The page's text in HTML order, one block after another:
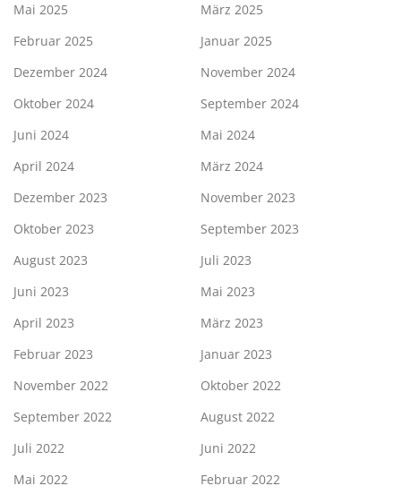
Mai 2025
März 2025
Februar 2025
Januar 2025
Dezember 2024
November 2024
Oktober 2024
September 2024
Juni 2024
Mai 2024
April 2024
März 2024
Dezember 2023
November 2023
Oktober 2023
September 2023
August 2023
Juli 2023
Juni 2023
Mai 2023
April 2023
März 2023
Februar 2023
Januar 2023
November 2022
Oktober 2022
September 2022
August 2022
Juli 2022
Juni 2022
Mai 2022
Februar 2022